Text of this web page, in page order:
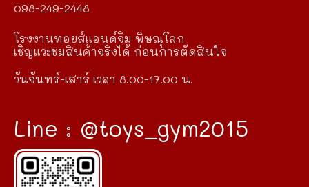
098-249-2448
โรงงานทอยส์แอนด์จิม พิษณุโลก
เชิญแวะชมสินค้าจริงได้ ก่อนการตัดสินใจ
วันจันทร์-เสาร์ เวลา 8.00-17.00 น.
Line : @toys_gym2015